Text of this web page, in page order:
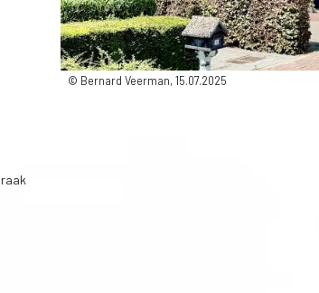
© Bernard Veerman, 15.07.2025